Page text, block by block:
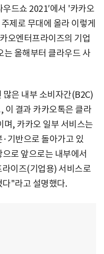
드쇼 2021′에서 '카카오
제로 무대에 올라 이렇게
오엔터프라이즈의 기업
는 올해부터 클라우드 사
은 내부 소비자간(B2C)
이 결과 카카오톡은 클라
며, 카카오 일부 서비스는
기반으로 돌아가고 있
로 앞으로는 내부에서
이즈(기업용) 서비스로
"라고 설명했다.